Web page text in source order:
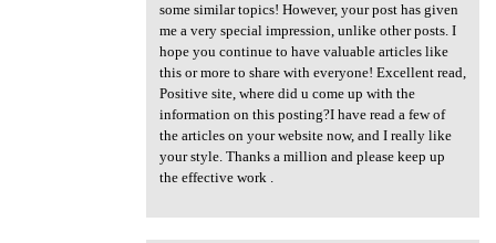
some similar topics! However, your post has given
me a very special impression, unlike other posts. I
hope you continue to have valuable articles like
this or more to share with everyone! Excellent read,
Positive site, where did u come up with the
information on this posting?I have read a few of
the articles on your website now, and I really like
your style. Thanks a million and please keep up
the effective work .